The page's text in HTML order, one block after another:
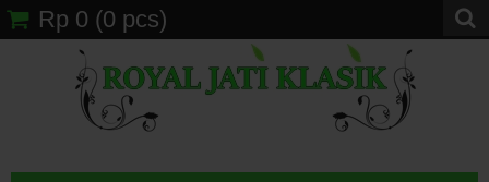
Rp 0 (0 pcs)